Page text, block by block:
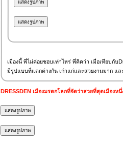
เมืองนี้ พี่ไม่ค่อยชอบเท่าไหร่ พี่คิดว่า เมื่อเทียบกับ
มีรูปแบบที่แตกต่างกัน เก่าแก่และสวยงามมาก แ
DRESSDEN เมืองมรดกโลกที่จัดว่าสวยที่สุดเมืองหนึ่